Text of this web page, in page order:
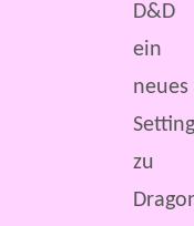
D&D
ein
neues
Setting
zu